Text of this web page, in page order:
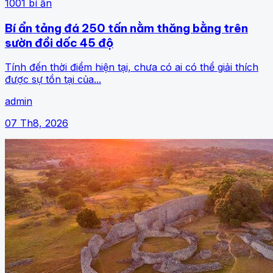
1001 bí ẩn
Bí ẩn tảng đá 250 tấn nằm thăng bằng trên
sườn đồi dốc 45 độ
Tính đến thời điểm hiện tại, chưa có ai có thể giải thích
được sự tồn tại của...
admin
07 Th8, 2026